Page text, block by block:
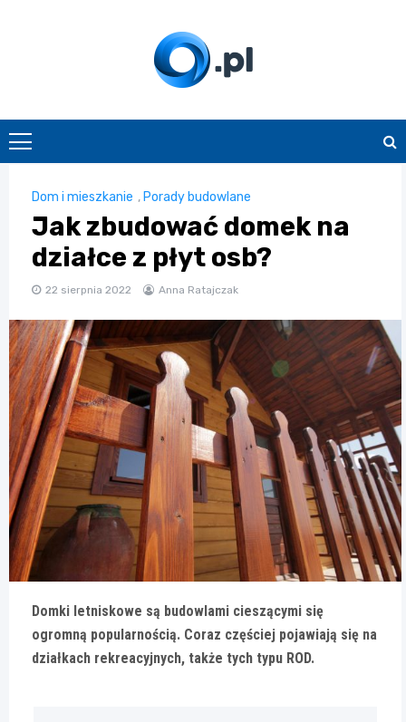
O.pl
Dom i mieszkanie , Porady budowlane
Jak zbudować domek na
działce z płyt osb?
22 sierpnia 2022 Anna Ratajczak
Domki letniskowe są budowlami cieszącymi się
ogromną popularnością. Coraz częściej pojawiają się na
działkach rekreacyjnych, także tych typu ROD.